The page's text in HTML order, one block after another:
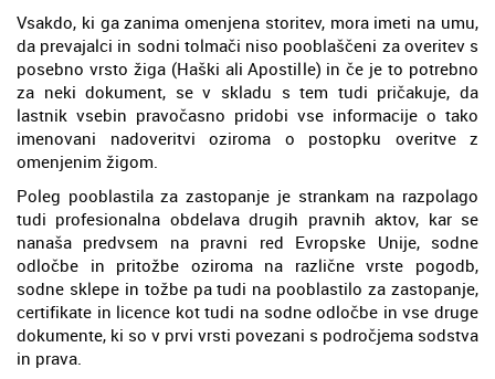
Vsakdo, ki ga zanima omenjena storitev, mora imeti na umu,
da prevajalci in sodni tolmači niso pooblaščeni za overitev s
posebno vrsto žiga (Haški ali Apostille) in če je to potrebno
za neki dokument, se v skladu s tem tudi pričakuje, da
lastnik vsebin pravočasno pridobi vse informacije o tako
imenovani nadoveritvi oziroma o postopku overitve z
omenjenim žigom.
Poleg pooblastila za zastopanje je strankam na razpolago
tudi profesionalna obdelava drugih pravnih aktov, kar se
nanaša predvsem na pravni red Evropske Unije, sodne
odločbe in pritožbe oziroma na različne vrste pogodb,
sodne sklepe in tožbe pa tudi na pooblastilo za zastopanje,
certifikate in licence kot tudi na sodne odločbe in vse druge
dokumente, ki so v prvi vrsti povezani s področjema sodstva
in prava.